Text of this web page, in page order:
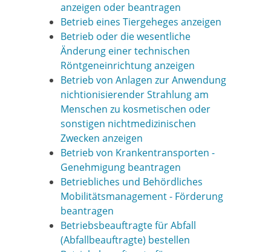
anzeigen oder beantragen
Betrieb eines Tiergeheges anzeigen
Betrieb oder die wesentliche
Änderung einer technischen
Röntgeneinrichtung anzeigen
Betrieb von Anlagen zur Anwendung
nichtionisierender Strahlung am
Menschen zu kosmetischen oder
sonstigen nichtmedizinischen
Zwecken anzeigen
Betrieb von Krankentransporten -
Genehmigung beantragen
Betriebliches und Behördliches
Mobilitätsmanagement - Förderung
beantragen
Betriebsbeauftragte für Abfall
(Abfallbeauftragte) bestellen